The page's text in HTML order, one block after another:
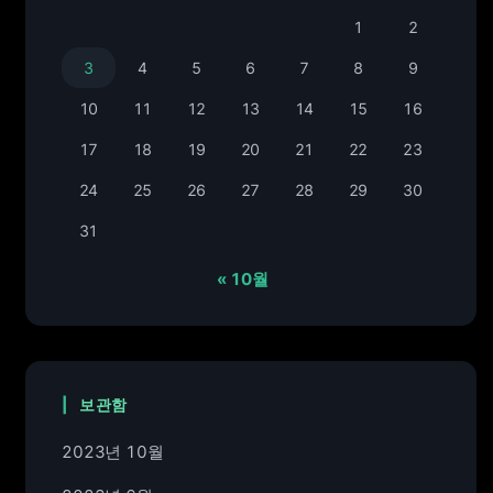
1 2
3 4 5 6 7 8 9
10 11 12 13 14 15 16
17 18 19 20 21 22 23
24 25 26 27 28 29 30
31
« 10월
보관함
2023년 10월